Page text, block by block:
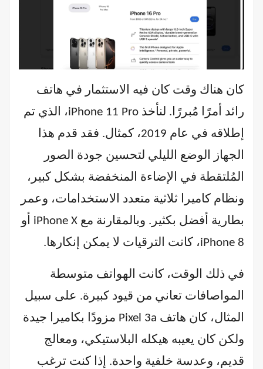
كان هناك وقت كان فيه الاستثمار في هاتف
رائد أمرًا مُبررًا. لنأخذ iPhone 11 Pro، الذي تم
إطلاقه في عام 2019، كمثال. فقد قدم هذا
الجهاز الوضع الليلي لتحسين جودة الصور
المُلتقطة في الإضاءة المنخفضة بشكل كبير،
ونظام كاميرا ثلاثية متعدد الاستخدامات، وعمر
بطارية أفضل بكثير. وبالمقارنة مع iPhone X أو
iPhone 8، كانت الترقيات لا يمكن إنكارها.
في ذلك الوقت، كانت الهواتف متوسطة
المواصافات تعاني من قيود كبيرة. على سبيل
المثال، كان هاتف Pixel 3a مزودًا بكاميرا جيدة
ولكن كان يعيبه هيكله البلاستيكي، ومعالج
قديم، وعدسة خلفية واحدة. إذا كنت ترغب